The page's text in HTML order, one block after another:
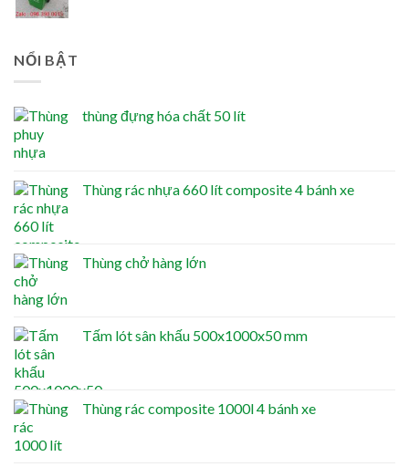
NỔI BẬT
thùng đựng hóa chất 50 lít
Thùng rác nhựa 660 lít composite 4 bánh xe
Thùng chở hàng lớn
Tấm lót sân khấu 500x1000x50 mm
Thùng rác composite 1000l 4 bánh xe